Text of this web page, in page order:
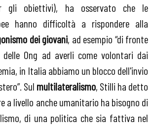
gli obiettivi), ha osservato che le
hanno difficoltà a rispondere alla
dei giovani, ad esempio “di fronte
Ong ad averli come volontari dai
in Italia abbiamo un blocco dell'invio
Sul multilateralismo, Stilli ha detto
a livello anche umanitario ha bisogno di
di una politica che sia fattiva nel